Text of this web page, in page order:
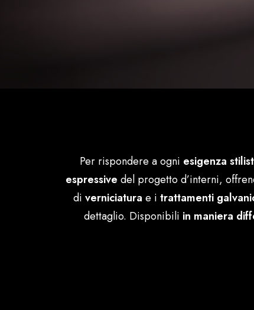
Per rispondere a ogni esigenza
espressive del progetto d’interni,
di verniciatura e i trattamenti
dettaglio. Disponibili in maniera